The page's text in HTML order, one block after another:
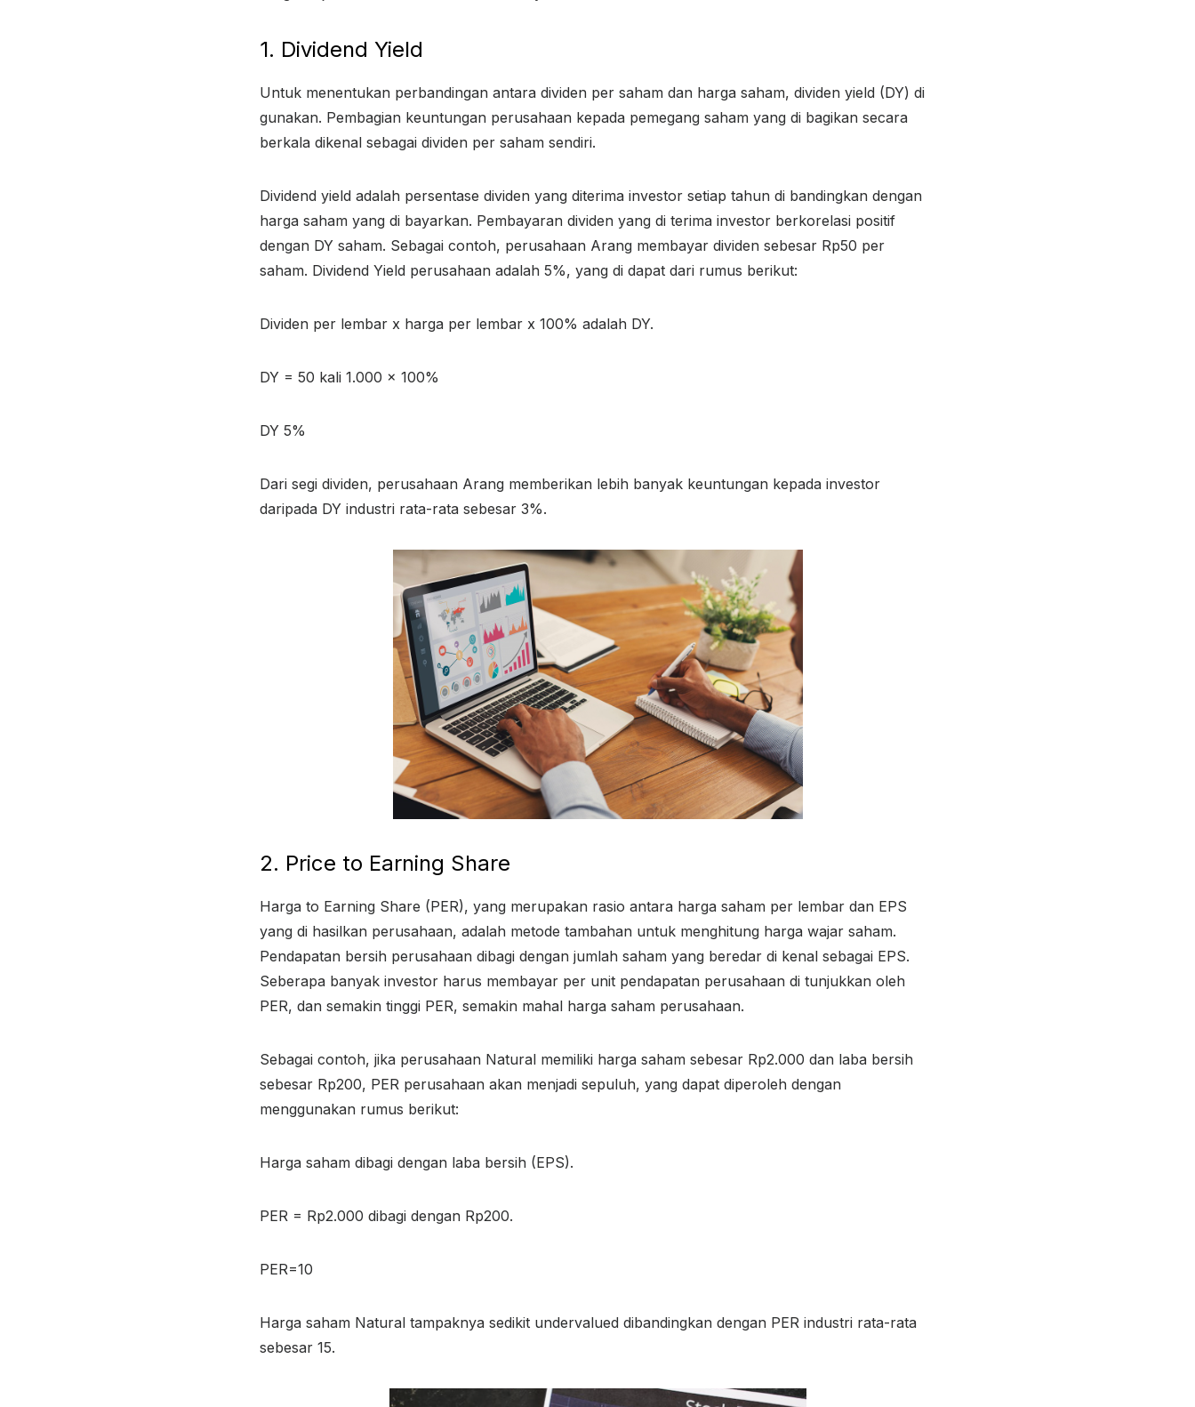
1. Dividend Yield
Untuk menentukan perbandingan antara dividen per saham dan harga saham, dividen yield (DY) di
gunakan. Pembagian keuntungan perusahaan kepada pemegang saham yang di bagikan secara
berkala dikenal sebagai dividen per saham sendiri.
Dividend yield adalah persentase dividen yang diterima investor setiap tahun di bandingkan dengan
harga saham yang di bayarkan. Pembayaran dividen yang di terima investor berkorelasi positif
dengan DY saham. Sebagai contoh, perusahaan Arang membayar dividen sebesar Rp50 per
saham. Dividend Yield perusahaan adalah 5%, yang di dapat dari rumus berikut:
Dividen per lembar x harga per lembar x 100% adalah DY.
DY = 50 kali 1.000 x 100%
DY 5%
Dari segi dividen, perusahaan Arang memberikan lebih banyak keuntungan kepada investor
daripada DY industri rata-rata sebesar 3%.
2. Price to Earning Share
Harga to Earning Share (PER), yang merupakan rasio antara harga saham per lembar dan EPS
yang di hasilkan perusahaan, adalah metode tambahan untuk menghitung harga wajar saham.
Pendapatan bersih perusahaan dibagi dengan jumlah saham yang beredar di kenal sebagai EPS.
Seberapa banyak investor harus membayar per unit pendapatan perusahaan di tunjukkan oleh
PER, dan semakin tinggi PER, semakin mahal harga saham perusahaan.
Sebagai contoh, jika perusahaan Natural memiliki harga saham sebesar Rp2.000 dan laba bersih
sebesar Rp200, PER perusahaan akan menjadi sepuluh, yang dapat diperoleh dengan
menggunakan rumus berikut:
Harga saham dibagi dengan laba bersih (EPS).
PER = Rp2.000 dibagi dengan Rp200.
PER=10
Harga saham Natural tampaknya sedikit undervalued dibandingkan dengan PER industri rata-rata
sebesar 15.